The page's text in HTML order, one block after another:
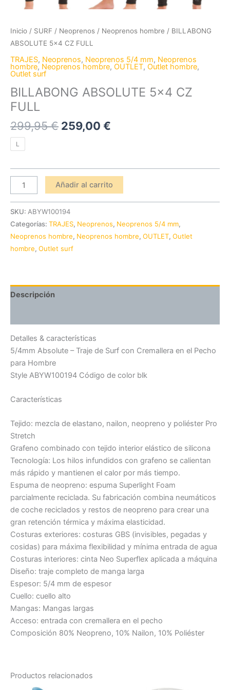
Inicio / SURF / Neoprenos / Neoprenos hombre / BILLABONG
ABSOLUTE 5×4 CZ FULL
TRAJES, Neoprenos, Neoprenos 5/4 mm, Neoprenos
hombre, Neoprenos hombre, OUTLET, Outlet hombre,
Outlet surf
BILLABONG ABSOLUTE 5×4 CZ
FULL
299,95€ 259,00 €
L
Añadir al carrito
SKU: ABYW100194
Categorías: TRAJES, Neoprenos, Neoprenos 5/4 mm,
Neoprenos hombre, Neoprenos hombre, OUTLET, Outlet
hombre, Outlet surf
Descripción
Detalles & características
5/4mm Absolute – Traje de Surf con Cremallera en el Pecho
para Hombre
Style ABYW100194 Código de color blk
Características
Tejido: mezcla de elastano, nailon, neopreno y poliéster Pro
Stretch
Grafeno combinado con tejido interior elástico de silicona
Tecnología: Los hilos infundidos con grafeno se calientan
más rápido y mantienen el calor por más tiempo.
Espuma de neopreno: espuma Superlight Foam
parcialmente reciclada. Su fabricación combina neumáticos
de coche reciclados y restos de neopreno para crear una
gran retención térmica y máxima elasticidad.
Costuras exteriores: costuras GBS (invisibles, pegadas y
cosidas) para máxima flexibilidad y mínima entrada de agua
Costuras interiores: cinta Neo Superflex aplicada a máquina
Diseño: traje completo de manga larga
Espesor: 5/4 mm de espesor
Cuello: cuello alto
Mangas: Mangas largas
Acceso: entrada con cremallera en el pecho
Composición 80% Neopreno, 10% Nailon, 10% Poliéster
Productos relacionados